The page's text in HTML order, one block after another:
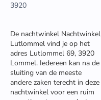
3920
De nachtwinkel Nachtwinkel
Lutlommel vind je op het
adres Lutlommel 69, 3920
Lommel. Iedereen kan na de
sluiting van de meeste
andere zaken terecht in deze
nachtwinkel voor een ruim